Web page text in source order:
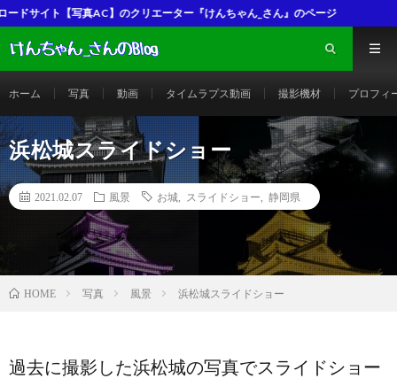
真AC】のクリエーター『けんちゃん_さん』のページ
ホーム 写真 動画 タイムラプス動画 撮影機材 プロフィ
浜松城スライドショー
2021.02.07 風景 お城 スライドショー 静岡県
HOME 写真 風景 浜松城スライドショー
過去に撮影した浜松城の写真でスライドショー